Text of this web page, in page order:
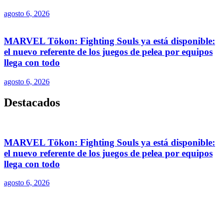
agosto 6, 2026
MARVEL Tōkon: Fighting Souls ya está disponible:
el nuevo referente de los juegos de pelea por equipos
llega con todo
agosto 6, 2026
Destacados
MARVEL Tōkon: Fighting Souls ya está disponible:
el nuevo referente de los juegos de pelea por equipos
llega con todo
agosto 6, 2026